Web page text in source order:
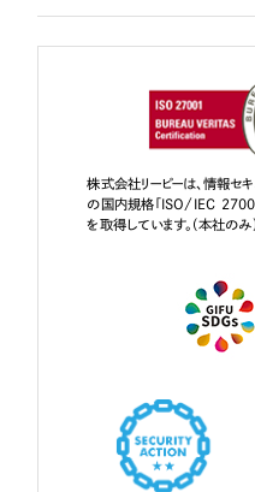
株式会社リーピーは、情報セキ
の国内規格「ISO/IEC
を取得しています。（本社のみ